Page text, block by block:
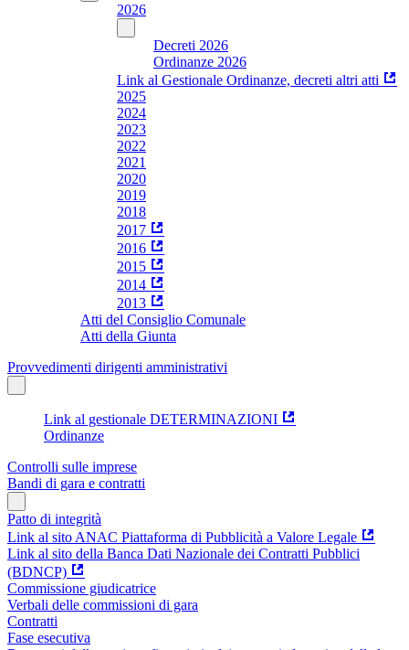
2026
Decreti 2026
Ordinanze 2026
Link al Gestionale Ordinanze, decreti altri atti
2025
2024
2023
2022
2021
2020
2019
2018
2017
2016
2015
2014
2013
Atti del Consiglio Comunale
Atti della Giunta
Provvedimenti dirigenti amministrativi
Link al gestionale DETERMINAZIONI
Ordinanze
Controlli sulle imprese
Bandi di gara e contratti
Patto di integrità
Link al sito ANAC Piattaforma di Pubblicità a Valore Legale
Link al sito della Banca Dati Nazionale dei Contratti Pubblici
(BDNCP)
Commissione giudicatrice
Verbali delle commissioni di gara
Contratti
Fase esecutiva